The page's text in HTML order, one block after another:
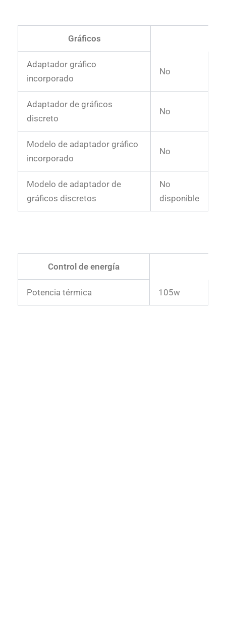
Gráficos
Adaptador gráfico
incorporado
No
Adaptador de gráficos
discreto
No
Modelo de adaptador gráfico
incorporado
No
Modelo de adaptador de
gráficos discretos
No
disponible
Control de energía
Potencia térmica 105w